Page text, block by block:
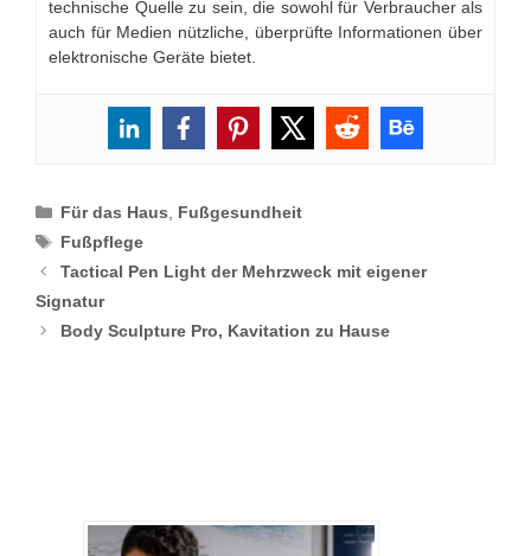
technische Quelle zu sein, die sowohl für Verbraucher als
auch für Medien nützliche, überprüfte Informationen über
elektronische Geräte bietet.
Categories
Für das Haus
Fußgesundheit
Tags
Fußpflege
Tactical Pen Light der Mehrzweck mit eigener
Signatur
Body Sculpture Pro, Kavitation zu Hause